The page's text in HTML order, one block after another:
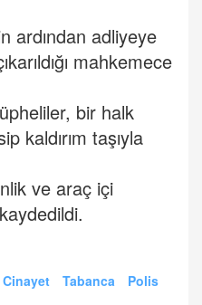
ardından adliyeye
mahkemece
bir halk
kaldırım taşıyla
ve araç içi
Cinayet Tabanca Polis